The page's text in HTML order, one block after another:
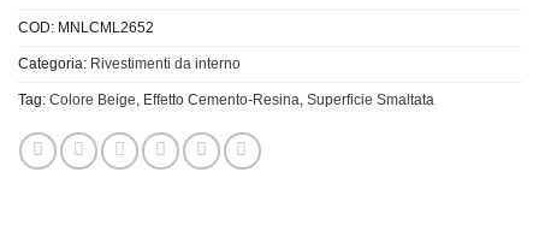
COD: MNLCML2652
Categoria: Rivestimenti da interno
Tag: Colore Beige, Effetto Cemento-Resina, Superficie Smaltata